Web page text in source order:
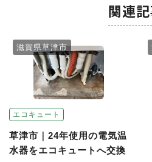
関連
エコキュート
滋賀県草津市
草津市｜24年使用の電気温
水器をエコキュートへ交換